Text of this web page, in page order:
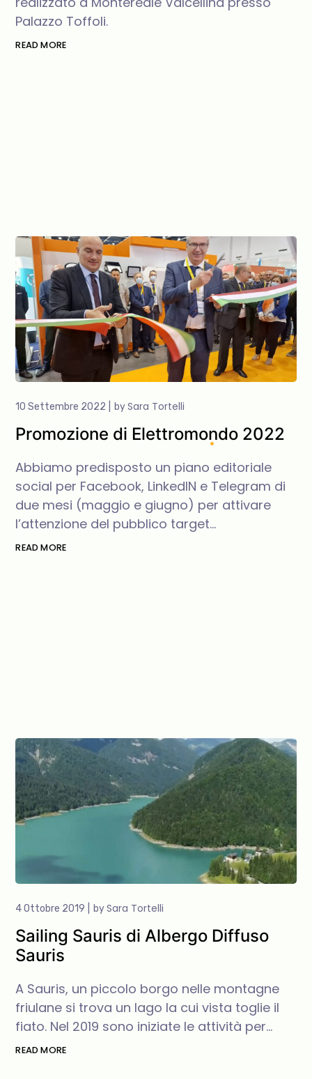
Palazzo Toffoli.
READ MORE
10 Settembre 2022 bySara Tortelli
Promozione di Elettromondo 2022
Abbiamo predisposto un piano editoriale
social per Facebook, LinkedIN e Telegram di
due mesi (maggio e giugno) per attivare
l’attenzione del pubblico target…
READ MORE
4 Ottobre 2019 bySara Tortelli
Sailing Sauris di Albergo Diffuso
Sauris
A Sauris, un piccolo borgo nelle montagne
friulane si trova un lago la cui vista toglie il
fiato. Nel 2019 sono iniziate le attività per…
READ MORE